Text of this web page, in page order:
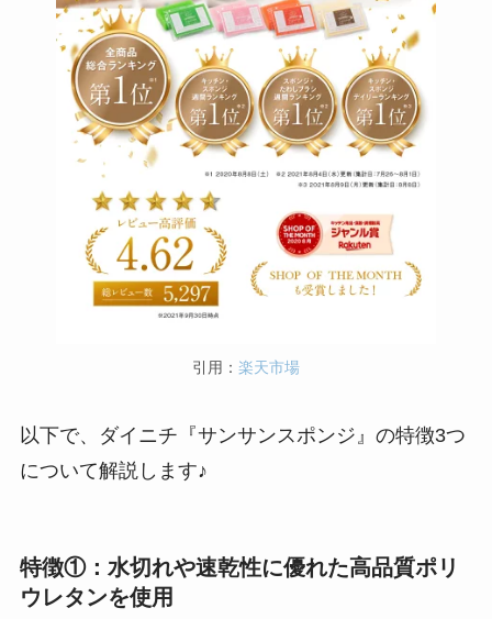
引用： 楽天市場
以下で、ダイニチ『サンサンスポンジ』の特徴3つ
について解説します♪
特徴①：水切れや速乾性に優れた高品質ポリ
ウレタンを使用